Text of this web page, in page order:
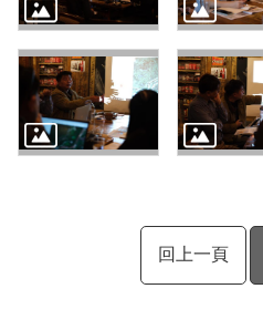
回上一頁